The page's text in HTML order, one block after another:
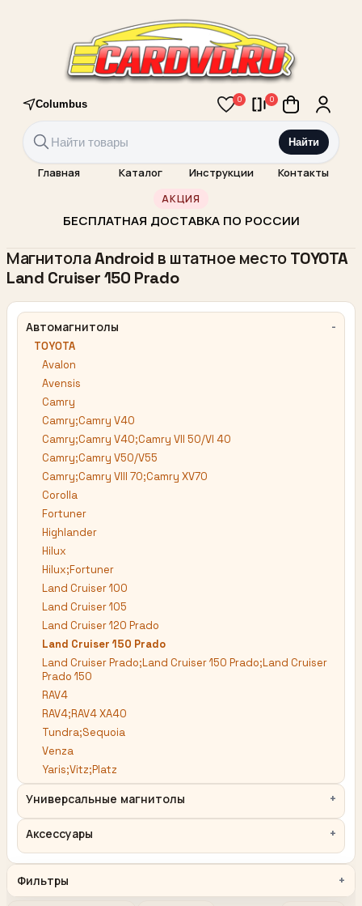
Columbus 0 0
Найти
Главная Каталог Инструкции Контакты
АКЦИЯ
БЕСПЛАТНАЯ ДОСТАВКА ПО РОССИИ
Магнитола Android в штатное место TOYOTA
Land Cruiser 150 Prado
Автомагнитолы
TOYOTA
Avalon
Avensis
Camry
Camry;Camry V40
Camry;Camry V40;Camry VII 50/VI 40
Camry;Camry V50/V55
Camry;Camry VIII 70;Camry XV70
Corolla
Fortuner
Highlander
Hilux
Hilux;Fortuner
Land Cruiser 100
Land Cruiser 105
Land Cruiser 120 Prado
Land Cruiser 150 Prado
Land Cruiser Prado;Land Cruiser 150 Prado;Land Cruiser
Prado 150
RAV4
RAV4;RAV4 XA40
Tundra;Sequoia
Venza
Yaris;Vitz;Platz
Универсальные магнитолы
Аксессуары
Фильтры